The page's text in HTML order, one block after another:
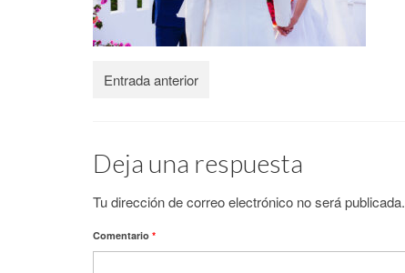
Entrada anterior
Deja una respuesta
Tu dirección de correo electrónico no será publicada.
Comentario *